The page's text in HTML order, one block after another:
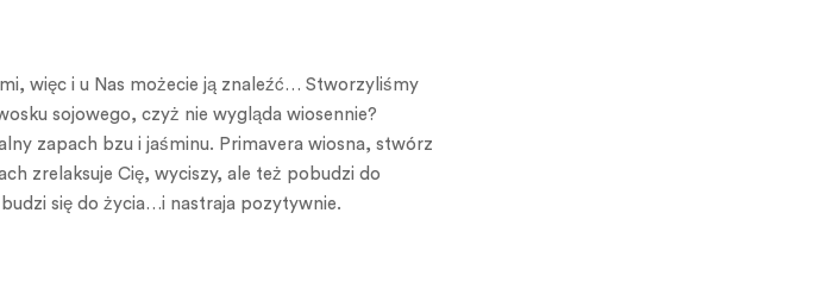
więc i u Nas możecie ją znaleźć… Stworzyliśmy
sojowego, czyż nie wygląda wiosennie?
zapach bzu i jaśminu. Primavera wiosna, stwórz
zrelaksuje Cię, wyciszy, ale też pobudzi do
się do życia…i nastraja pozytywnie.